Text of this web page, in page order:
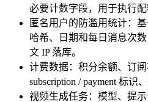
必要计数字段，用于执行配
匿名用户的防滥用统计：
哈希、日期和每日消息次
文 IP 落库。
计费数据：积分余额、订阅
subscription / payment 标识
视频生成任务：模型、提